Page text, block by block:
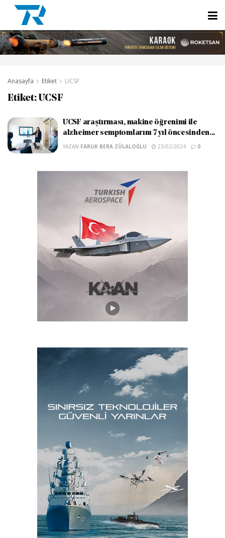
Anasayfa Etiket UCSF
Etiket: UCSF
UCSF araştırması, makine öğrenimi ile
alzheimer semptomlarını 7 yıl öncesinden...
YAZAN FARUK BERA ZÜLALOĞLU 23/02/2024 0